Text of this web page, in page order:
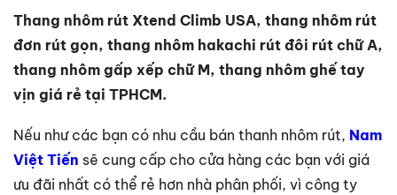
Thang nhôm rút Xtend Climb USA, thang nhôm rút
đơn rút gọn, thang nhôm hakachi rút đôi rút chữ A,
thang nhôm gấp xếp chữ M, thang nhôm ghế tay
vịn giá rẻ tại TPHCM.
Nếu như các bạn có nhu cầu bán thanh nhôm rút, Nam
Việt Tiến sẽ cung cấp cho cửa hàng các bạn với giá
ưu đãi nhất có thể rẻ hơn nhà phân phối, vì công ty